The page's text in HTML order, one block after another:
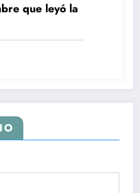
que leyó la